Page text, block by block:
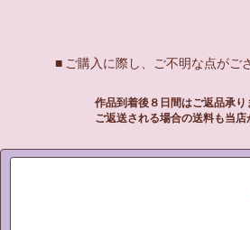
■ ご購入に際し、ご不明な点がご
作品到着後８日間はご返品承
ご返送される場合の送料も当店